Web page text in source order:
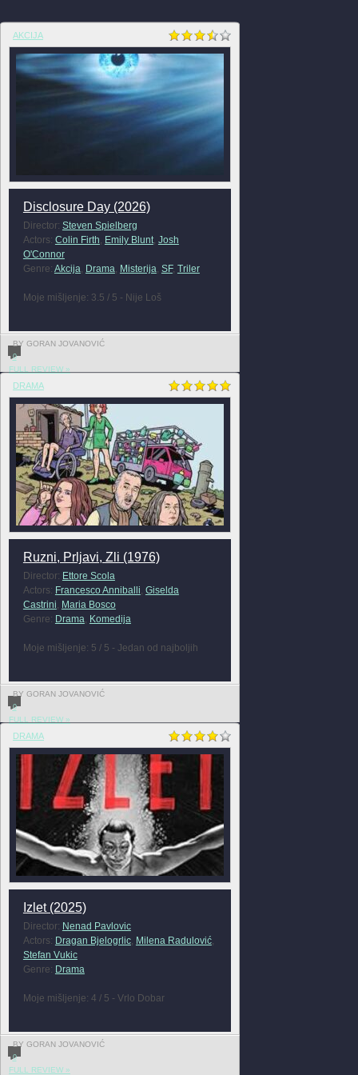
AKCIJA
Disclosure Day (2026)
Director: Steven Spielberg
Actors: Colin Firth, Emily Blunt, Josh
O'Connor
Genre: Akcija, Drama, Misterija, SF, Triler
Moje mišljenje: 3.5 / 5 - Nije Loš
BY GORAN JOVANOVIĆ
0
FULL REVIEW »
DRAMA
Ruzni, Prljavi, Zli (1976)
Director: Ettore Scola
Actors: Francesco Anniballi, Giselda
Castrini, Maria Bosco
Genre: Drama, Komedija
Moje mišljenje: 5 / 5 - Jedan od najboljih
BY GORAN JOVANOVIĆ
0
FULL REVIEW »
DRAMA
Izlet (2025)
Director: Nenad Pavlovic
Actors: Dragan Bjelogrlic, Milena Radulović,
Stefan Vukic
Genre: Drama
Moje mišljenje: 4 / 5 - Vrlo Dobar
BY GORAN JOVANOVIĆ
0
FULL REVIEW »